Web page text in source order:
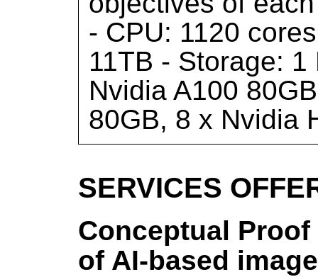
- CPU: 1120
11TB - Storage:
Nvidia A100
80GB, 8 x Nvidia
SERVICES
Conceptual
of AI-based